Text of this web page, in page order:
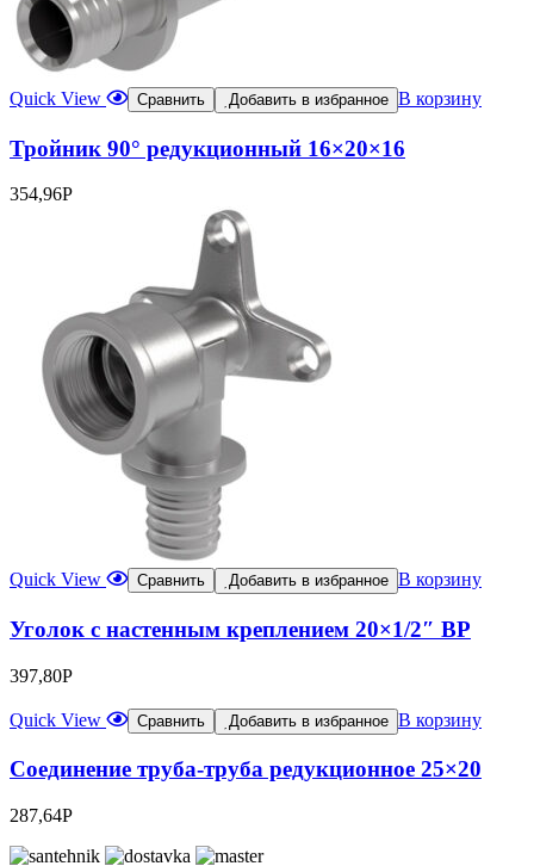
Quick View Сравнить Добавить в избранное В корзину
Тройник 90° редукционный 16×20×16
354,96Р
Quick View Сравнить Добавить в избранное В корзину
Уголок с настенным креплением 20×1/2″ ВР
397,80Р
Quick View Сравнить Добавить в избранное В корзину
Соединение труба-труба редукционное 25×20
287,64Р